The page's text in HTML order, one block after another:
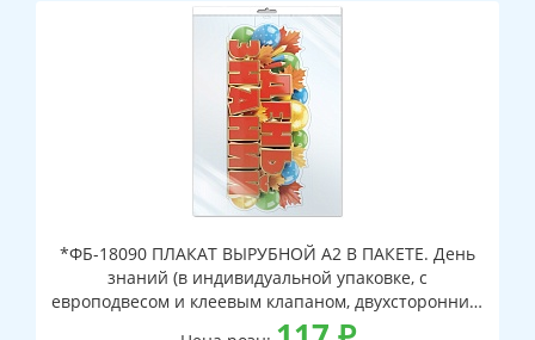
*ФБ-18090 ПЛАКАТ ВЫРУБНОЙ А2 В ПАКЕТЕ. День
знаний (в индивидуальной упаковке, с
европодвесом и клеевым клапаном, двухсторонний,
ВД-лак)